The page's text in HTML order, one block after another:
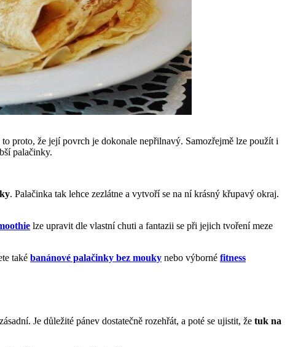
to proto, že její povrch je dokonale nepřilnavý. Samozřejmě lze použít i
palačinky.
. Palačinka tak lehce zezlátne a vytvoří se na ní krásný křupavý okraj.
lze upravit dle vlastní chuti a fantazii se při jejich tvoření meze
také banánové palačinky bez mouky nebo výborné fitness
Je důležité pánev dostatečně rozehřát, a poté se ujistit, že tuk na